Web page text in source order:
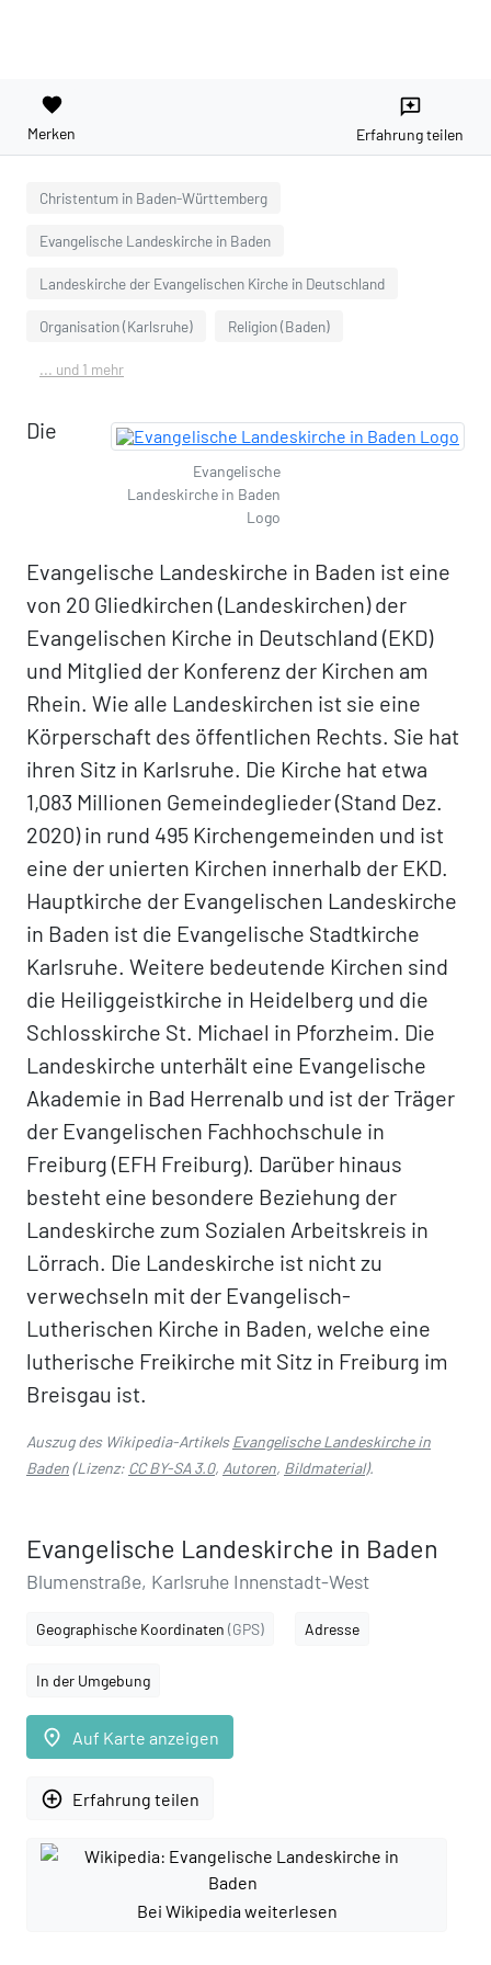
favorite
Merken
reviews
Erfahrung teilen
Christentum in Baden-Württemberg
Evangelische Landeskirche in Baden
Landeskirche der Evangelischen Kirche in Deutschland
Organisation (Karlsruhe) Religion (Baden)
... und 1 mehr
Evangelische
Landeskirche in Baden
Logo
Die
Evangelische Landeskirche in Baden ist eine
von 20 Gliedkirchen (Landeskirchen) der
Evangelischen Kirche in Deutschland (EKD)
und Mitglied der Konferenz der Kirchen am
Rhein. Wie alle Landeskirchen ist sie eine
Körperschaft des öffentlichen Rechts. Sie hat
ihren Sitz in Karlsruhe. Die Kirche hat etwa
1,083 Millionen Gemeindeglieder (Stand Dez.
2020) in rund 495 Kirchengemeinden und ist
eine der unierten Kirchen innerhalb der EKD.
Hauptkirche der Evangelischen Landeskirche
in Baden ist die Evangelische Stadtkirche
Karlsruhe. Weitere bedeutende Kirchen sind
die Heiliggeistkirche in Heidelberg und die
Schlosskirche St. Michael in Pforzheim. Die
Landeskirche unterhält eine Evangelische
Akademie in Bad Herrenalb und ist der Träger
der Evangelischen Fachhochschule in
Freiburg (EFH Freiburg). Darüber hinaus
besteht eine besondere Beziehung der
Landeskirche zum Sozialen Arbeitskreis in
Lörrach. Die Landeskirche ist nicht zu
verwechseln mit der Evangelisch-
Lutherischen Kirche in Baden, welche eine
lutherische Freikirche mit Sitz in Freiburg im
Breisgau ist.
Auszug des Wikipedia-ArtikelsEvangelische Landeskirche in
Baden(Lizenz: CC BY-SA 3.0, Autoren, Bildmaterial).
Evangelische Landeskirche in Baden
Blumenstraße, Karlsruhe Innenstadt-West
Geographische Koordinaten (GPS) Adresse
In der Umgebung
place Auf Karte anzeigen
add_circle_outline Erfahrung teilen
Bei Wikipedia weiterlesen